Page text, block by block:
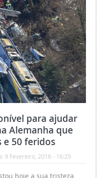
para ajudar
Alemanha que
e 50 feridos
9 Fevereiro, 2016 - 16:29
hoje a sua tristeza